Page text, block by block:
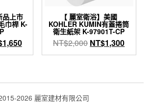
品上市
巾桿 K-
。
1,650目
前
NT$1,650。
【 麗室衛浴】美國
KOHLER KUMIN有蓋捲筒
衛生紙架 K-97901T-CP
NT$2,000 原
始
NT$2,000。
NT$1,300目
前
2026 麗室建材有限公司